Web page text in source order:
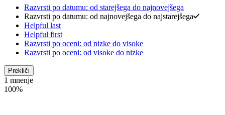
Razvrsti po datumu: od starejšega do najnovejšega
Razvrsti po datumu: od najnovejšega do najstarejšega
Helpful last
Helpful first
Razvrsti po oceni: od nizke do visoke
Razvrsti po oceni: od visoke do nizke
Prekliči
1 mnenje
100%